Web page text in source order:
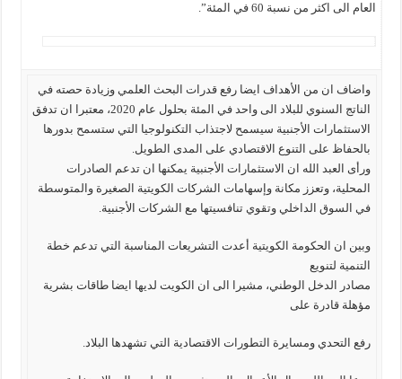
العام الى اكثر من نسبة 60 في المئة”.
واضاف ان من الأهداف ايضا رفع قدرات البحث العلمي وزيادة حصته في
الناتج السنوي للبلاد الى واحد في المئة بحلول عام 2020، معتبرا ان تدفق
الاستثمارات الأجنبية سيسمح لاجتذاب التكنولوجيا التي ستسمح بدورها
بالحفاظ على التنوع الاقتصادي على المدى الطويل.
ورأى العبد الله ان الاستثمارات الأجنبية يمكنها ان تدعم الصادرات
المحلية، وتعزز مكانة وإسهامات الشركات الكويتية الصغيرة والمتوسطة
في السوق الداخلي وتقوي تنافسيتها مع الشركات الأجنبية.
وبين ان الحكومة الكويتية أعدت التشريعات المناسبة التي تدعم خطة
التنمية لتنويع
مصادر الدخل الوطني، مشيرا الى ان الكويت لديها ايضا طاقات بشرية
مؤهلة قادرة على
رفع التحدي ومسايرة التطورات الاقتصادية التي تشهدها البلاد.